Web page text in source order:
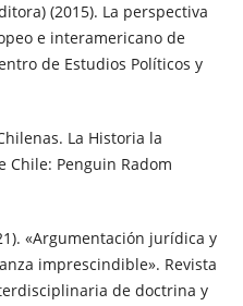
(2015). La perspectiva
e interamericano de
de Estudios Políticos y
La Historia la
Chile: Penguin Radom
«Argumentación jurídica y
imprescindible». Revista
de doctrina y